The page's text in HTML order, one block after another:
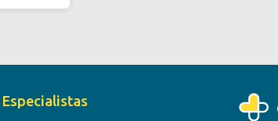
Especialistas